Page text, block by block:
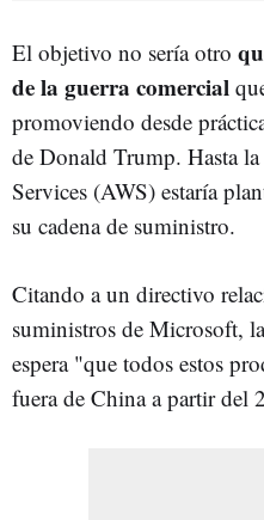
El objetivo no sería otro
de la guerra comercial
promoviendo desde
de Donald Trump. Hasta
Services (AWS) estaría
su cadena de suministro.
Citando a un directivo
suministros de Microsoft,
espera "que todos estos
fuera de China a partir